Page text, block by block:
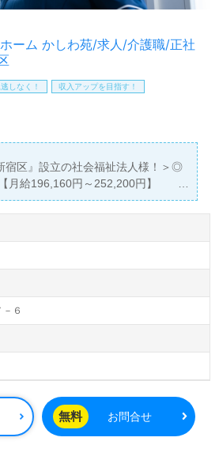
細や働き方等、担当コンサルタン
リアでお探しします！】＊募集職
：正社員
やか倶楽部様で介護職としてご活
サルタントへお伝えください。詳
/福祉業界の正社員/パート求人探
】＊求人情報収集、将来的に検討の
などご希望に応じてお問い合わせ/ご
、求人紹介、年収交渉など完全無
ただけます。＜非公開求人も取扱い
ロと一緒に転職活動！お問い合わ
ーム かしわ苑/求人/介護職/正社
しなく！ 収入アップを目指す！
宿区』設立の社会福祉法人様！＞◎
給196,160円～252,200円】
格者向け求人＊『新宿駅』徒歩25
7分。
個室/多床室）『北新宿特別養護老人
福祉法人新宿区社会福祉事業団（本
の運営です。東京都を中心に特別養
介護、ショートステイ、グループホ
を展開されています。
タリティあふれるケアサポートを
のある方はもちろん、これから介護
広く募集します。特別養護老人ホー
ません。すぐになじんでいただける
６
無料 お問合せ